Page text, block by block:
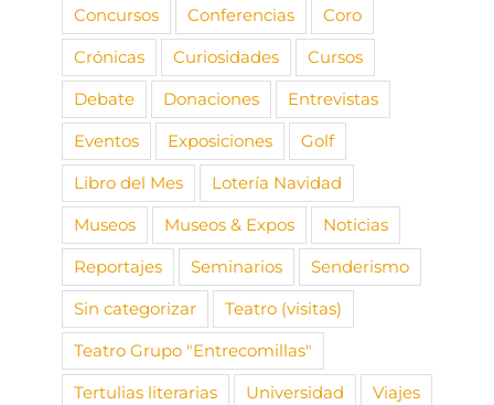
Concursos
Conferencias
Coro
Crónicas
Curiosidades
Cursos
Debate
Donaciones
Entrevistas
Eventos
Exposiciones
Golf
Libro del Mes
Lotería Navidad
Museos
Museos & Expos
Noticias
Reportajes
Seminarios
Senderismo
Sin categorizar
Teatro (visitas)
Teatro Grupo "Entrecomillas"
Tertulias literarias
Universidad
Viajes